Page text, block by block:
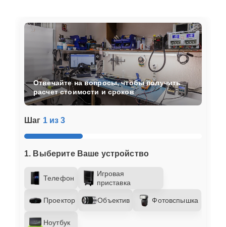
Шаг 1 из 3
1. Выберите Ваше устройство
Телефон
Игровая
приставка
Проектор Объектив Фотовспышка
Ноутбук
Отвечайте на вопросы, чтобы получить
расчет стоимости и сроков